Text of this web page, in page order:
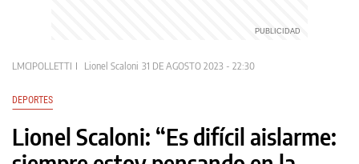
LMCIPOLLETTI Lionel Scaloni 31 DE AGOSTO 2023 - 22:30
DEPORTES
Lionel Scaloni: “Es difícil aislarme: